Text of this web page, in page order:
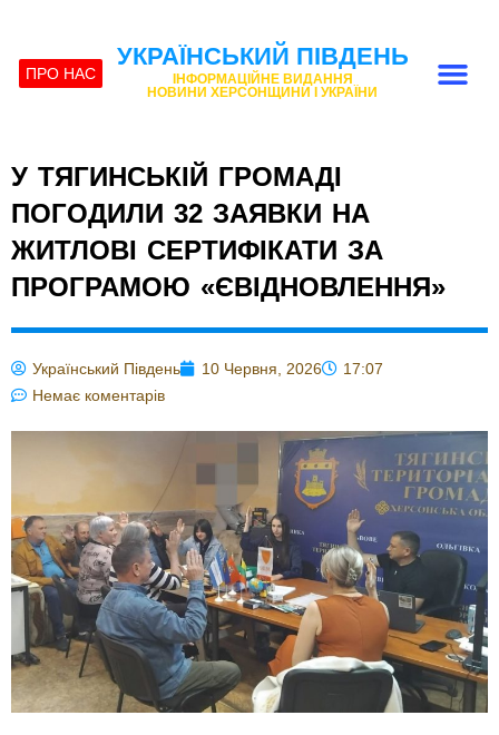
ПРО НАС
УКРАЇНСЬКИЙ ПІВДЕНЬ
ІНФОРМАЦІЙНЕ ВИДАННЯ
НОВИНИ ХЕРСОНЩИНИ І УКРАЇНИ
У ТЯГИНСЬКІЙ ГРОМАДІ
ПОГОДИЛИ 32 ЗАЯВКИ НА
ЖИТЛОВІ СЕРТИФІКАТИ ЗА
ПРОГРАМОЮ «ЄВІДНОВЛЕННЯ»
Український Південь 10 Червня, 2026
17:07
Немає коментарів